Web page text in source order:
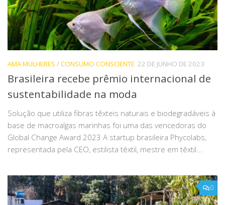
AMA MULHERES /CONSUMO CONSCIENTE 22 DE JUNHO DE 2023
Brasileira recebe prêmio internacional de
sustentabilidade na moda
Solução que utiliza fibras têxteis naturais e biodegradáveis à
base de macroalgas marinhas foi uma das vencedoras do
Global Change Award 2023 A startup brasileira Phycolabs,
representada pela CEO, estilista têxtil, mestre em têxtil...
0